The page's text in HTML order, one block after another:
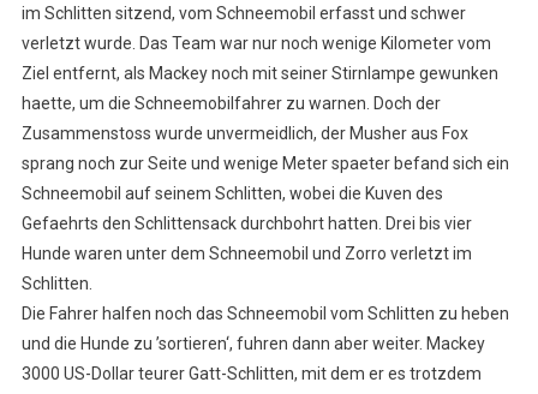
im Schlitten sitzend, vom Schneemobil erfasst und schwer
verletzt wurde. Das Team war nur noch wenige Kilometer vom
Ziel entfernt, als Mackey noch mit seiner Stirnlampe gewunken
haette, um die Schneemobilfahrer zu warnen. Doch der
Zusammenstoss wurde unvermeidlich, der Musher aus Fox
sprang noch zur Seite und wenige Meter spaeter befand sich ein
Schneemobil auf seinem Schlitten, wobei die Kuven des
Gefaehrts den Schlittensack durchbohrt hatten. Drei bis vier
Hunde waren unter dem Schneemobil und Zorro verletzt im
Schlitten.
Die Fahrer halfen noch das Schneemobil vom Schlitten zu heben
und die Hunde zu ’sortieren‘, fuhren dann aber weiter. Mackey
3000 US-Dollar teurer Gatt-Schlitten, mit dem er es trotzdem